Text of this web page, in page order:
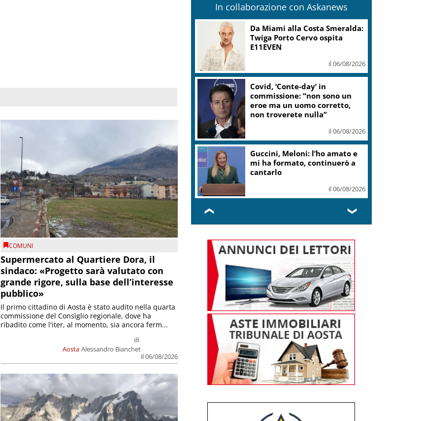
COMUNI
Supermercato al Quartiere Dora, il
sindaco: «Progetto sarà valutato con
grande rigore, sulla base dell’interesse
pubblico»
Aosta
di
Alessandro Bianchet
il 06/08/2026
Il primo cittadino di Aosta è stato audito nella quarta
commissione del Consiglio regionale, dove ha
ribadito come l'iter, al momento, sia ancora ferm...
In collaborazione con Askanews
Da Miami alla Costa Smeralda:
Twiga Porto Cervo ospita
E11EVEN
il 06/08/2026
Covid, ‘Conte-day’ in
commissione: “non sono un
eroe ma un uomo corretto,
non troverete nulla”
il 06/08/2026
Guccini, Meloni: l’ho amato e
mi ha formato, continuerò a
cantarlo
il 06/08/2026
❮ ❯